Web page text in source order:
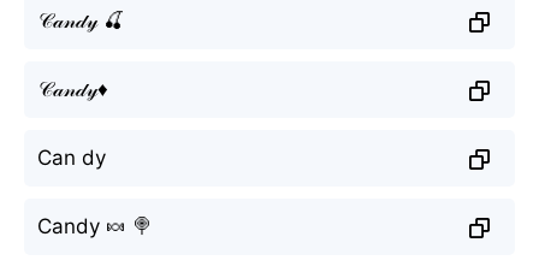
𝒞𝒶𝓃𝒹𝓎 🍒
𝒞𝒶𝓃𝒹𝓎♦️
Can dy
Candy 🍬 🍭